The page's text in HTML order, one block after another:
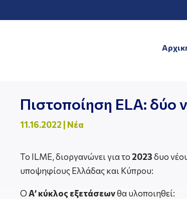
Πιστοποίηση ELA: δύο
11.16.2022 Νέα
Το ILME, διοργανώνει για το 2023δυο
υποψηφίους Ελλάδας και Κύπρου:
ΟΑ’ κύκλος εξετάσεωνθα υλοποιηθεί: